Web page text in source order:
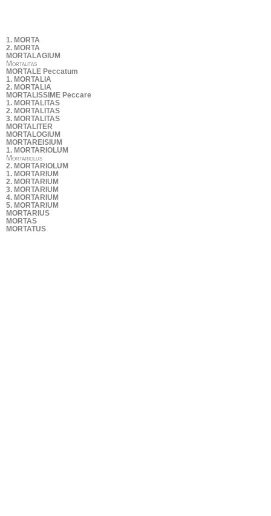
1. MORTA
2. MORTA
MORTALAGIUM
Mortalitas
MORTALE Peccatum
1. MORTALIA
2. MORTALIA
MORTALISSIME Peccare
1. MORTALITAS
2. MORTALITAS
3. MORTALITAS
MORTALITER
MORTALOGIUM
MORTAREISIUM
1. MORTARIOLUM
Mortariolus
2. MORTARIOLUM
1. MORTARIUM
2. MORTARIUM
3. MORTARIUM
4. MORTARIUM
5. MORTARIUM
MORTARIUS
MORTAS
MORTATUS